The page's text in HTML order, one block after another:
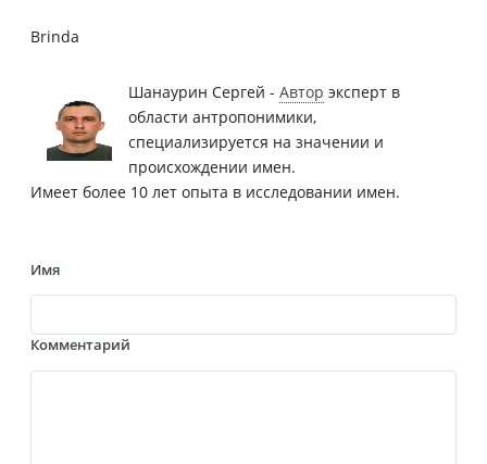
Brinda
Шанаурин Сергей - Автор эксперт в
области антропонимики,
специализируется на значении и
происхождении имен.
Имеет более 10 лет опыта в исследовании имен.
Имя
Комментарий